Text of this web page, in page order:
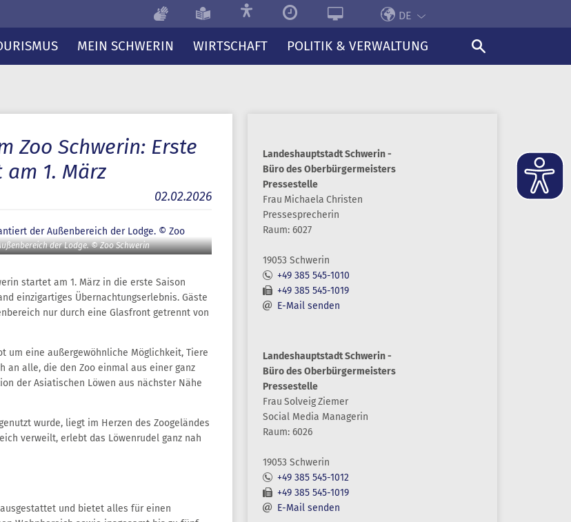
DE
MEIN SCHWERIN WIRTSCHAFT POLITIK & VERWALTUNG
Zoo Schwerin: Erste
1. März
02.02.2026
der Lodge. © Zoo Schwerin
startet am 1. März in die erste Saison
einzigartiges Übernachtungserlebnis. Gäste
nur durch eine Glasfront getrennt von
um eine außergewöhnliche Möglichkeit, Tiere
an alle, die den Zoo einmal aus einer ganz
der Asiatischen Löwen aus nächster Nähe
wurde, liegt im Herzen des Zoogeländes
verweilt, erlebt das Löwenrudel ganz nah
und bietet alles für einen
Landeshauptstadt Schwerin -
Büro des Oberbürgermeisters
Pressestelle
Frau Michaela Christen
Pressesprecherin
Raum: 6027
19053 Schwerin
+49 385 545-1010
+49 385 545-1019
E-Mail senden
Landeshauptstadt Schwerin -
Büro des Oberbürgermeisters
Pressestelle
Frau SolveigZiemer
Social Media Managerin
Raum: 6026
19053 Schwerin
+49 385 545-1012
+49 385 545-1019
E-Mail senden